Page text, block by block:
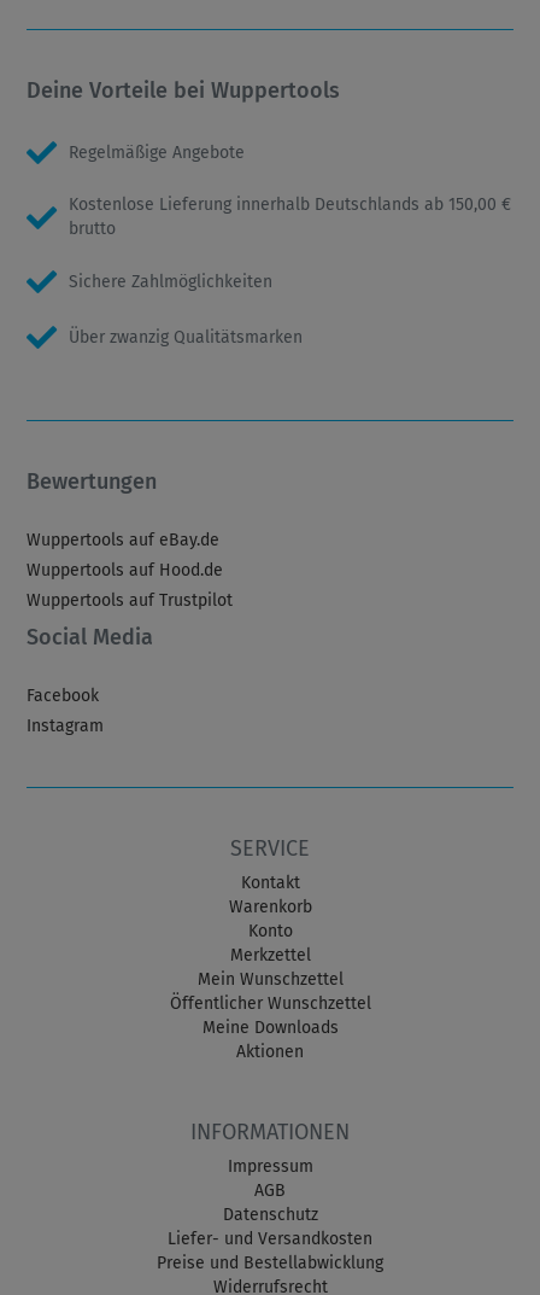
Deine Vorteile bei Wuppertools
Regelmäßige Angebote
Kostenlose Lieferung innerhalb Deutschlands ab 150,00 €
brutto
Sichere Zahlmöglichkeiten
Über zwanzig Qualitätsmarken
Bewertungen
Wuppertools auf eBay.de
Wuppertools auf Hood.de
Wuppertools auf Trustpilot
Social Media
Facebook
Instagram
SERVICE
Kontakt
Warenkorb
Konto
Merkzettel
Mein Wunschzettel
Öffentlicher Wunschzettel
Meine Downloads
Aktionen
INFORMATIONEN
Impressum
AGB
Datenschutz
Liefer- und Versandkosten
Preise und Bestellabwicklung
Widerrufsrecht